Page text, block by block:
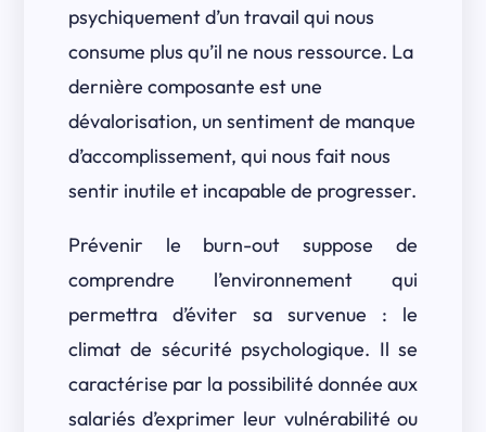
psychiquement d’un travail qui nous
consume plus qu’il ne nous ressource. La
dernière composante est une
dévalorisation, un sentiment de manque
d’accomplissement, qui nous fait nous
sentir inutile et incapable de progresser.
Prévenir le burn-out suppose de
comprendre l’environnement qui
permettra d’éviter sa survenue : le
climat de sécurité psychologique. Il se
caractérise par la possibilité donnée aux
salariés d’exprimer leur vulnérabilité ou